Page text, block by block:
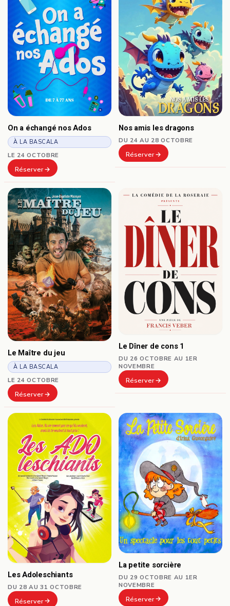
On a échangé nos Ados
À LA BASCALA
LE 24 OCTOBRE
Réserver
Nos amis les dragons
DU 24 AU 28 OCTOBRE
Réserver
Le Maître du jeu
À LA BASCALA
LE 24 OCTOBRE
Réserver
Le Dîner de cons 1
DU 26 OCTOBRE AU 1ER
NOVEMBRE
Réserver
Les Adoleschiants
DU 28 AU 31 OCTOBRE
Réserver
La petite sorcière
DU 29 OCTOBRE AU 1ER
NOVEMBRE
Réserver